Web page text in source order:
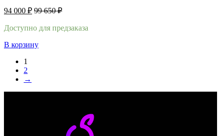
94 000 ₽ 99 650₽
Доступно для предзаказа
В корзину
1
2
→